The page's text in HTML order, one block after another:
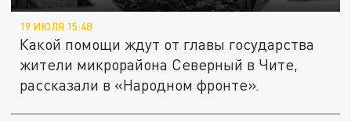
19 ИЮЛЯ 15:48
Какой помощи ждут от главы государства
жители микрорайона Северный в Чите,
рассказали в «Народном фронте».